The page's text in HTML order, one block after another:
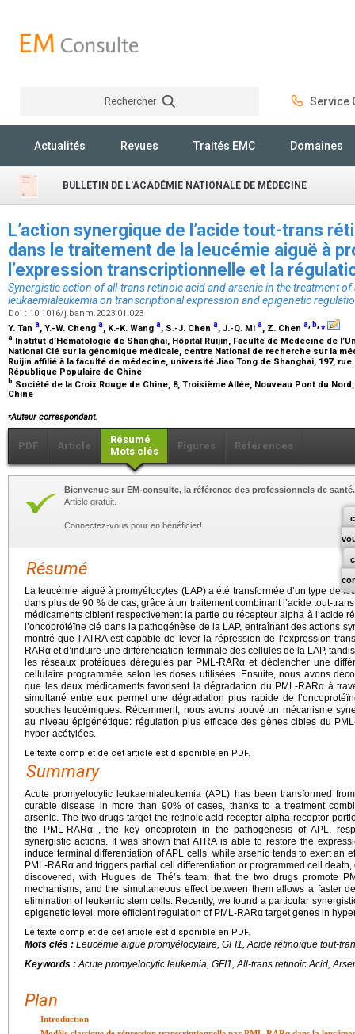
Rechercher Service
Actualités Revues Traités EMC Domaines
BULLETIN DE L'ACADÉMIE NATIONALE DE MÉDECINE
L’action synergique de l’acide tout-trans
dans le traitement de la leucémie aiguë à
l’expression transcriptionnelle et la
Synergistic action of all-trans retinoic acid and arsenic in the treatment
leukaemialeukemia on transcriptional expression and epigenetic
Doi : 10.1016/j.banm.2023.01.023
Y. Tan a, Y.-W. Cheng a, K.-K. Wang a, S.-J. Chen a, J.-Q. Mi a, Z. Chen a, b,⁎
a Institut d’Hématologie de Shanghai, Hôpital Ruijin, Faculté de Médecine de
National Clé sur la génomique médicale, centre National de recherche sur la
Ruijin affilié à la faculté de médecine, université Jiao Tong de Shanghai, 197, rue
République Populaire de Chine
b Société de la Croix Rouge de Chine, 8, Troisième Allée, Nouveau Pont du
Chine
⁎Auteur correspondant.
PDF Article
Résumé
Mots clés
Figures Références
Bienvenue sur EM-consulte, la référence des professionnels de santé.
Article gratuit.
Connectez-vous pour en bénéficier!
Résumé
La leucémie aiguë à promyélocytes (LAP) a été transformée d’un type de
dans plus de 90 % de cas, grâce à un traitement combinant l’acide tout-
médicaments ciblent respectivement la partie du récepteur alpha à l’acide
l’oncoprotéïne clé dans la pathogénèse de la LAP, entraînant des actions
montré que l’ATRA est capable de lever la répression de l’expression
RARα et d’induire une différenciation terminale des cellules de la LAP,
les réseaux protéiques dérégulés par PML-RARα et déclencher une
cellulaire programmée selon les doses utilisées. Ensuite, nous avons
que les deux médicaments favorisent la dégradation du PML-RARα à
simultané entre eux permet une dégradation plus rapide de
souches leucémiques. Récemment, nous avons trouvé un mécanisme
au niveau épigénétique: régulation plus efficace des gènes cibles du
hyper-acétylées.
Le texte complet de cet article est disponible en PDF.
Summary
Acute promyelocytic leukaemialeukemia (APL) has been transformed
curable disease in more than 90% of cases, thanks to a treatment
arsenic. The two drugs target the retinoic acid receptor alpha receptor
the PML-RARα , the key oncoprotein in the pathogenesis of APL,
synergistic actions. It was shown that ATRA is able to restore the
induce terminal differentiation of APL cells, while arsenic tends to exert an
PML-RARα and triggers partial cell differentiation or programmed cell
discovered, with Hugues de Thé’s team, that the two drugs promote
mechanisms, and the simultaneous effect between them allows a faster
elimination of leukemic stem cells. Recently, we found a particular
epigenetic level: more efficient regulation of PML-RARα target genes in
Le texte complet de cet article est disponible en PDF.
Mots clés : Leucémie aiguë promyélocytaire, GFI1, Acide rétinoïque tout-
Keywords :Acute promyelocytic leukemia, GFI1, All-trans retinoic Acid,
Plan
Introduction